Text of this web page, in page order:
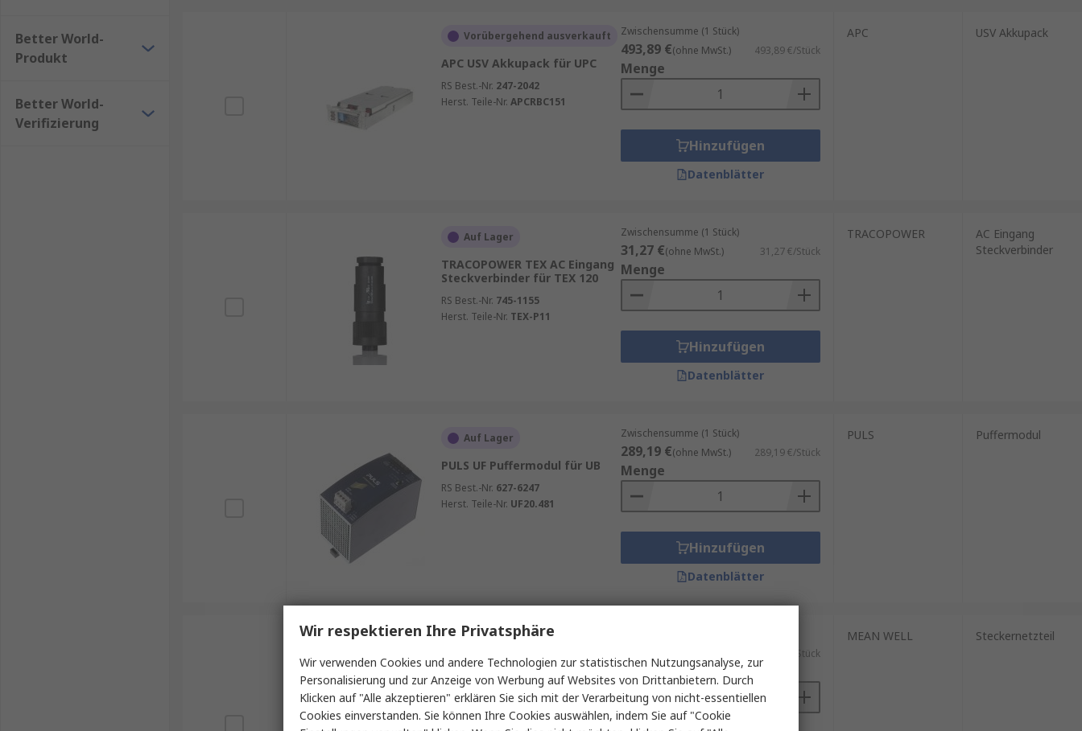
Better World-
Produkt
Better World-
Verifizierung
Vorübergehend ausverkauft
APC USV Akkupack für UPC
RS Best.-Nr. 247-2042
Herst. Teile-Nr. APCRBC151
Zwischensumme (1 Stück)
493,89 €(ohne MwSt.) 493,89 €/Stück
Menge
Hinzufügen
Datenblätter
APC USV Akkupack
Auf Lager
TRACOPOWER TEX AC Eingang
Steckverbinder für TEX 120
RS Best.-Nr. 745-1155
Herst. Teile-Nr. TEX-P11
Zwischensumme (1 Stück)
31,27 €(ohne MwSt.) 31,27 €/Stück
Menge
Hinzufügen
Datenblätter
TRACOPOWER
AC Eingang
Steckverbinder
Auf Lager
PULS UF Puffermodul für UB
RS Best.-Nr. 627-6247
Herst. Teile-Nr. UF20.481
Zwischensumme (1 Stück)
289,19 €(ohne MwSt.) 289,19 €/Stück
Menge
Hinzufügen
Datenblätter
PULS Puffermodul
Derzeit nicht erhältlich
MEAN WELL Typ
Wechselstromstecker
Steckernetzteil für GE12I,
GE18I, GE24I, GE30I
1,87 €/Stück
Menge
MEAN WELL Steckernetzteil
Wir respektieren Ihre Privatsphäre
Wir verwenden Cookies und andere Technologien zur statistischen Nutzungsanalyse, zur
Personalisierung und zur Anzeige von Werbung auf Websites von Drittanbietern. Durch
Klicken auf "Alle akzeptieren" erklären Sie sich mit der Verarbeitung von nicht-essentiellen
Cookies einverstanden. Sie können Ihre Cookies auswählen, indem Sie auf "Cookie